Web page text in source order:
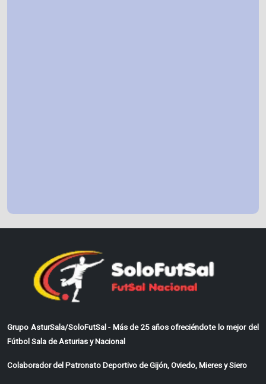
Grupo AsturSala/SoloFutSal - Más de 25 años ofreciéndote lo mejor del
Fútbol Sala de Asturias y Nacional
Colaborador del Patronato Deportivo de Gijón, Oviedo, Mieres y Siero